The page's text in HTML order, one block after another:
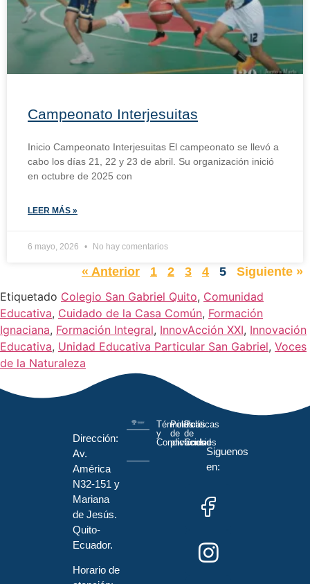
Campeonato Interjesuitas
Inicio Campeonato Interjesuitas El campeonato se llevó a
cabo los días 21, 22 y 23 de abril. Su organización inició
en octubre de 2025 con
LEER MÁS »
6 mayo, 2026 No hay comentarios
« Anterior 1 2 3 4 5
Siguiente »
Etiquetado Colegio San Gabriel Quito, Comunidad
Educativa, Cuidado de la Casa Común, Formación
Ignaciana, Formación Integral, InnovAcción XXI, Innovación
Educativa, Unidad Educativa Particular San Gabriel, Voces
de la Naturaleza
Dirección:
Av.
América
N32-151 y
Mariana
de Jesús.
Quito-
Ecuador.
Horario de
Términos
y
Condiciones
Políticas
de
privacidad
Políticas
de
Cookies
Siguenos
en: